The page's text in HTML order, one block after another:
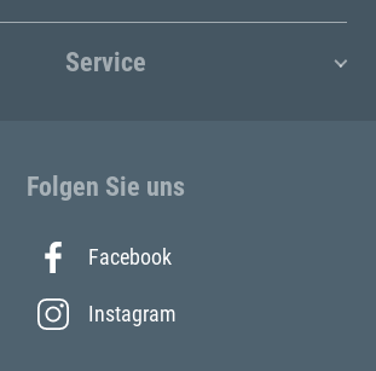
Service
Folgen Sie uns
Facebook
Instagram